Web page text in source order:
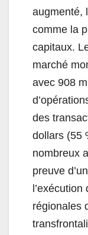
augmenté,
comme la
capitaux.
marché
avec 908
des
dollars (55
nombreux
preuve
régionales